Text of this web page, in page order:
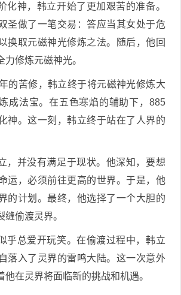
化神，韩立开始了更加艰苦的准备。
圣做了一笔交易：答应当其女处于危
换取元磁神光修炼之法。随后，他回
修炼元磁神光。
的苦修，韩立终于将元磁神光修炼大
成法宝。在五色寒焰的辅助下，885
神。这一刻，韩立终于站在了人界的
，并没有满足于现状。他深知，要想
运，必须前往更高的世界。于是，他
的计划。最终，他选择了一个大胆的
偷渡灵界。
乎总爱开玩笑。在偷渡过程中，韩立
落入了灵界的雷鸣大陆。这一次意外
他在灵界将面临新的挑战和机遇。